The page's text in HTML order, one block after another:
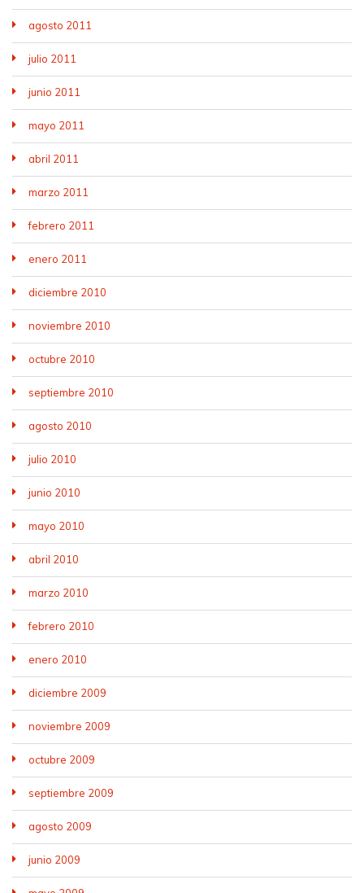
agosto 2011
julio 2011
junio 2011
mayo 2011
abril 2011
marzo 2011
febrero 2011
enero 2011
diciembre 2010
noviembre 2010
octubre 2010
septiembre 2010
agosto 2010
julio 2010
junio 2010
mayo 2010
abril 2010
marzo 2010
febrero 2010
enero 2010
diciembre 2009
noviembre 2009
octubre 2009
septiembre 2009
agosto 2009
junio 2009